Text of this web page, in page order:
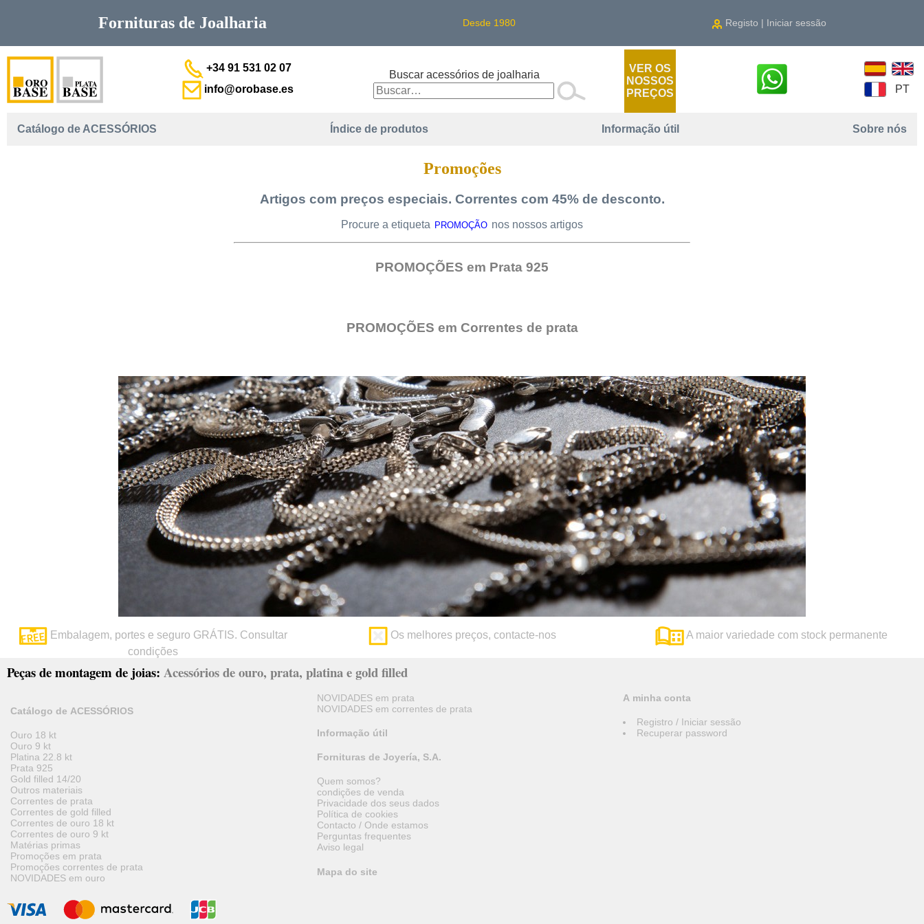
Fornituras de Joalharia Desde 1980 Registo | Iniciar sessão
+34 91 531 02 07
info@orobase.es
Buscar acessórios de joalharia
VER OS
NOSSOS
PREÇOS
PT
Catálogo de ACESSÓRIOS Índice de produtos Informação útil Sobre nós
Promoções
Artigos com preços especiais. Correntes com 45% de desconto.
Procure a etiqueta PROMOÇÃO nos nossos artigos
PROMOÇÕES em Prata 925
PROMOÇÕES em Correntes de prata
Embalagem, portes e seguro GRÁTIS. Consultar
condições
Os melhores preços, contacte-nos A maior variedade com stock permanente
Peças de montagem de joias: Acessórios de ouro, prata, platina e gold filled
Catálogo de ACESSÓRIOS
Ouro 18 kt
Ouro 9 kt
Platina 22.8 kt
Prata 925
Gold filled 14/20
Outros materiais
Correntes de prata
Correntes de gold filled
Correntes de ouro 18 kt
Correntes de ouro 9 kt
Matérias primas
Promoções em prata
Promoções correntes de prata
NOVIDADES em ouro
NOVIDADES em prata
NOVIDADES em correntes de prata
Informação útil
Fornituras de Joyería, S.A.
Quem somos?
condições de venda
Privacidade dos seus dados
Política de cookies
Contacto / Onde estamos
Perguntas frequentes
Aviso legal
Mapa do site
A minha conta
Registro / Iniciar sessão
Recuperar password